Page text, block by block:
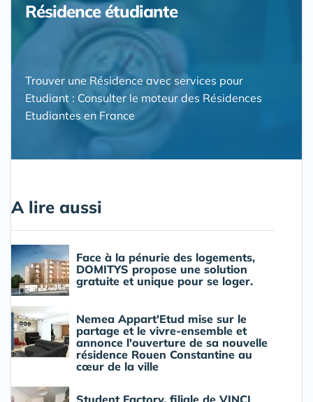
Résidence étudiante
Trouver une Résidence avec services pour
Etudiant : Consulter le moteur des Résidences
Etudiantes en France
A lire aussi
Face à la pénurie des logements,
DOMITYS propose une solution
gratuite et unique pour se loger.
Nemea Appart'Etud mise sur le
partage et le vivre-ensemble et
annonce l'ouverture de sa nouvelle
résidence Rouen Constantine au
cœur de la ville